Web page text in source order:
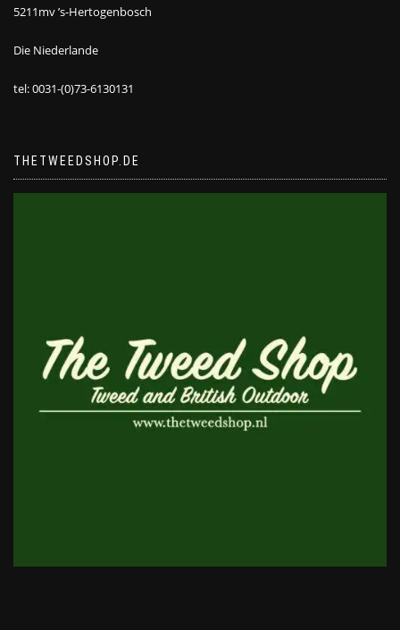
5211mv ’s-Hertogenbosch
Die Niederlande
tel: 0031-(0)73-6130131
THETWEEDSHOP.DE